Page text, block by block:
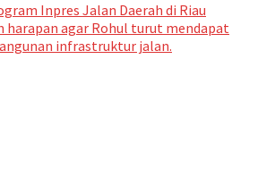
Inpres Jalan Daerah di Riau
harapan agar Rohul turut mendapat
infrastruktur jalan.